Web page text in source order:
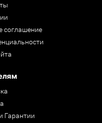
соглашение
Гарантии